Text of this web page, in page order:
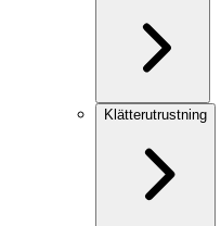
Klätterutrustning